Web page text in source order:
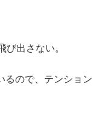
出さない。
るので、テンション